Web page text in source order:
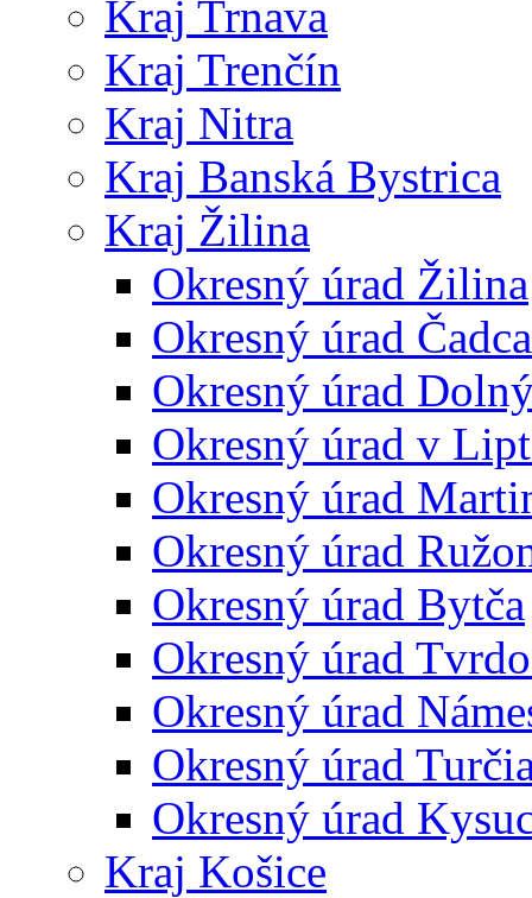
Kraj Trnava
Kraj Trenčín
Kraj Nitra
Kraj Banská Bystrica
Kraj Žilina
Okresný úrad Žilina
Okresný úrad Čadca
Okresný úrad
Okresný úrad v
Okresný úrad
Okresný úrad
Okresný úrad Bytča
Okresný úrad
Okresný úrad
Okresný úrad
Okresný úrad
Kraj Košice